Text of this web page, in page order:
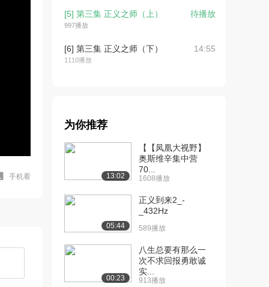
手机看
[5] 第三集 正义之师（上）
997播放
待播放
[6] 第三集 正义之师（下）
1110播放
14:55
[8] 第四集 浩气长存（下）
980播放
为你推荐
13:02
【【凤凰大视野】
奥斯维辛集中营
70...
1608播放
05:44
正义到来2_-
_432Hz
589播放
00:23
八生总要有那么一
次不求回报勇敢诚
实...
913播放